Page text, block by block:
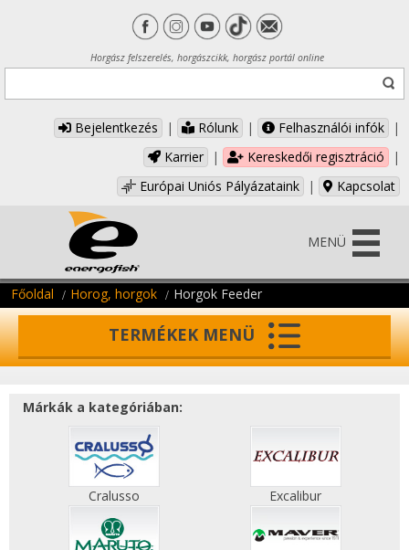
Horgász felszerelés, horgászcikk, horgász portál online
Bejelentkezés | Rólunk | Felhasználói infók
|
Karrier
| Kereskedői regisztráció
|
Európai Uniós Pályázataink
| Kapcsolat
MENÜ
Főoldal Horog, horgok Horgok Feeder
TERMÉKEK MENÜ
Márkák a kategóriában:
Cralusso Excalibur